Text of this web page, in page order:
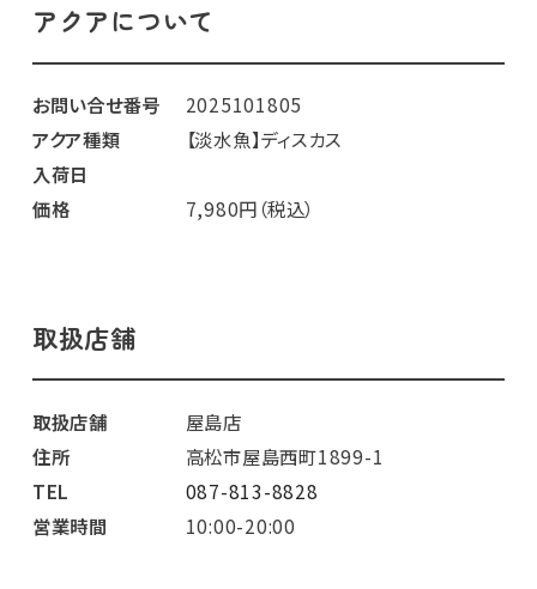
アクアについて
お問い合せ番号
2025101805
アクア種類
【淡水魚】ディスカス
入荷日
価格
7,980円（税込）
取扱店舗
取扱店舗
屋島店
住所
高松市屋島西町1899-1
TEL
087-813-8828
営業時間
10:00-20:00